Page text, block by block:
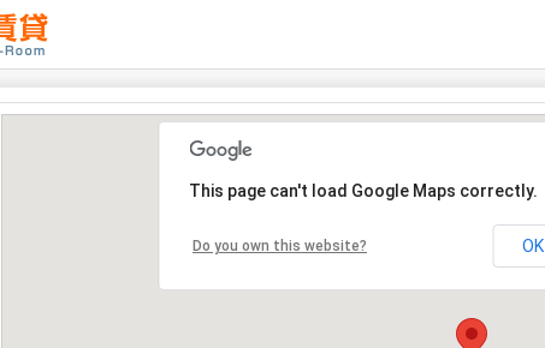
This page can't load Google Maps correctly.
Do you own this website? OK